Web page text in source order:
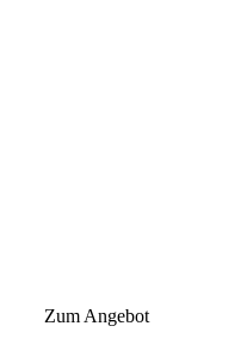
Zum Angebot